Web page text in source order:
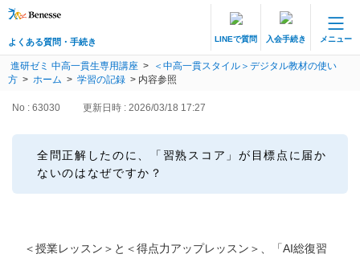
よくある質問・手続き LINEで質問 入会手続き メニュー
保護者サポート 中高一貫講座 トップ
よくある質問・手続き
会員ページへログイン
お客様サポート(手続き・照会)
カテゴリーから探す
進研ゼミ 中高一貫生専用講座 >
＜中高一貫スタイル＞デジタル教材の使い
方 > ホーム > 学習の記録 > 内容参照
No : 63030 更新日時 : 2026/03/18 17:27
全問正解したのに、「習熟スコア」が目標点に届か
ないのはなぜですか？
＜授業レッスン＞と＜得点力アップレッスン＞、「AI総復習